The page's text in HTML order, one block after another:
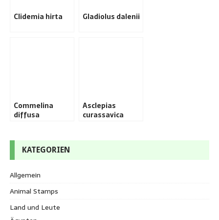
Clidemia hirta Gladiolus dalenii
Commelina
diffusa
Asclepias
curassavica
KATEGORIEN
Allgemein
Animal Stamps
Land und Leute